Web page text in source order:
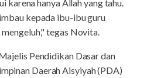
karena hanya Allah yang tahu.
kepada ibu-ibu guru
tegas Novita.
Pendidikan Dasar dan
Daerah Aisyiyah (PDA)